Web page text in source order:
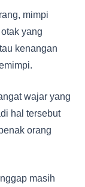
mimpi
yang
kenangan
wajar yang
hal tersebut
orang
masih